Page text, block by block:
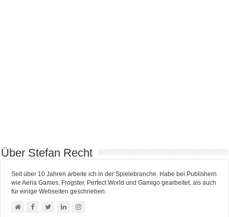
Über Stefan Recht
Seit über 10 Jahren arbeite ich in der Spielebranche. Habe bei Publishern
wie Aeria Games, Frogster, Perfect World und Gamigo gearbeitet, als auch
für einige Webseiten geschrieben.